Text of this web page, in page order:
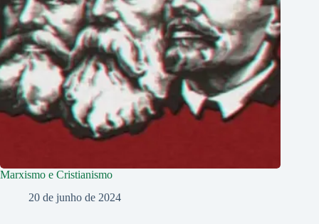
Marxismo e Cristianismo
20 de junho de 2024